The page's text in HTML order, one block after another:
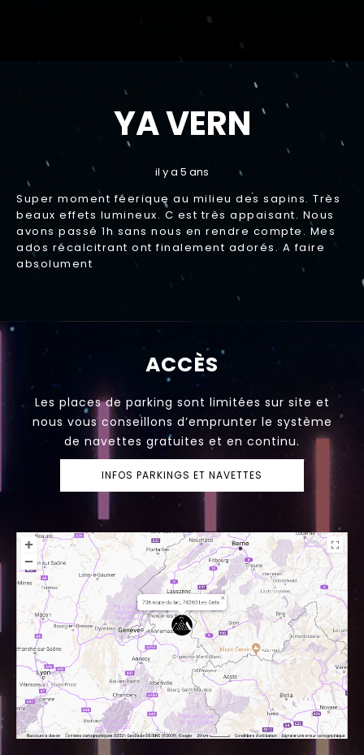
YA VERN
il y a 5 ans
Super moment féerique au milieu des sapins. Très
beaux effets lumineux. C est très appaisant. Nous
avons passé 1h sans nous en rendre compte. Mes
ados récalcitrant ont finalement adorés. A faire
absolument
ACCÈS
Les places de parking sont limitées sur site et
nous vous conseillons d’emprunter le système
de navettes gratuites et en continu.
INFOS PARKINGS ET NAVETTES